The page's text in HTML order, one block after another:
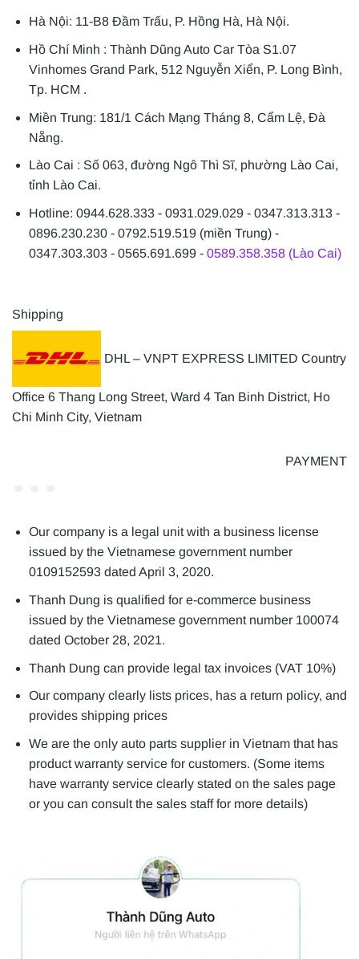
Hà Nội: 11-B8 Đầm Trấu, P. Hồng Hà, Hà Nội.
Hồ Chí Minh : Thành Dũng Auto Car Tòa S1.07
Vinhomes Grand Park, 512 Nguyễn Xiển, P. Long Bình,
Tp. HCM .
Miền Trung: 181/1 Cách Mạng Tháng 8, Cẩm Lệ, Đà
Nẵng.
Lào Cai : Số 063, đường Ngô Thì Sĩ, phường Lào Cai,
tỉnh Lào Cai.
Hotline: 0944.628.333 - 0931.029.029 - 0347.313.313 -
0896.230.230 - 0792.519.519 (miền Trung) -
0347.303.303 - 0565.691.699 - 0589.358.358 (Lào Cai)
Shipping
DHL – VNPT EXPRESS LIMITED Country
Office 6 Thang Long Street, Ward 4 Tan Binh District, Ho
Chi Minh City, Vietnam
PAYMENT
Our company is a legal unit with a business license
issued by the Vietnamese government number
0109152593 dated April 3, 2020.
Thanh Dung is qualified for e-commerce business
issued by the Vietnamese government number 100074
dated October 28, 2021.
Thanh Dung can provide legal tax invoices (VAT 10%)
Our company clearly lists prices, has a return policy, and
provides shipping prices
We are the only auto parts supplier in Vietnam that has
product warranty service for customers. (Some items
have warranty service clearly stated on the sales page
or you can consult the sales staff for more details)